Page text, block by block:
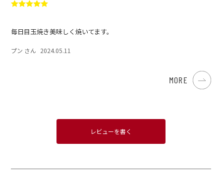
毎日目玉焼き美味しく焼いてます。
プン さん 2024.05.11
MORE
レビューを書く